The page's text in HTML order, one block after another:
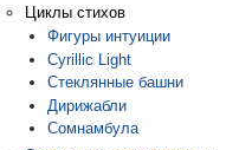
Циклы стихов
Фигуры интуиции
Cyrillic Light
Стеклянные башни
Дирижабли
Сомнамбула